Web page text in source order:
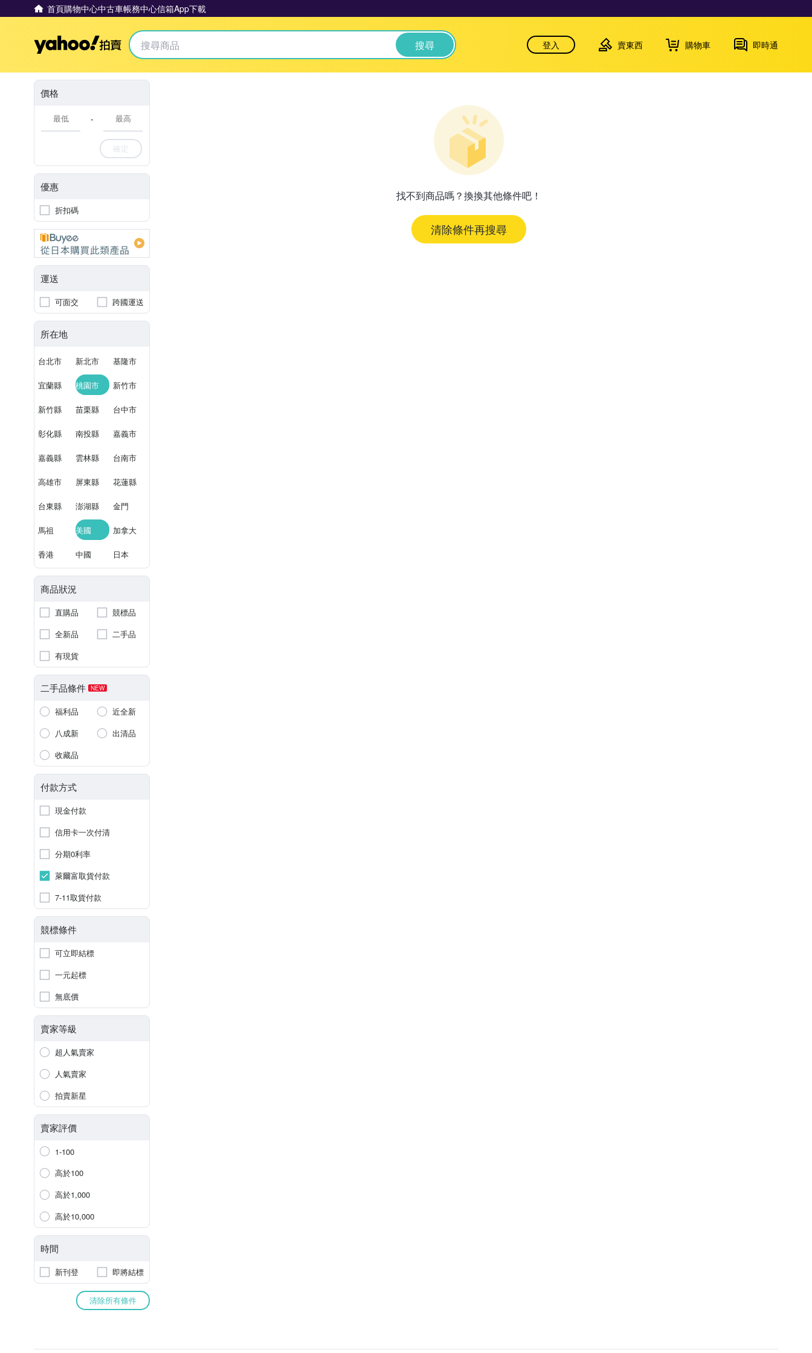
首頁購物中心中古車帳務中心信箱App下載
Yahoo拍賣 搜尋 登入 賣東西 購物車 即時通
價格
-
確定
優惠
折扣碼
運送
可面交 跨國運送
所在地
台北市 新北市 基隆市
宜蘭縣 桃園市 新竹市
新竹縣 苗栗縣 台中市
彰化縣 南投縣 嘉義市
嘉義縣 雲林縣 台南市
高雄市 屏東縣 花蓮縣
台東縣 澎湖縣 金門
馬祖 美國 加拿大
香港 中國 日本
商品狀況
直購品
競標品
全新品
二手品
有現貨
二手品條件 NEW
福利品
近全新
八成新
出清品
收藏品
付款方式
現金付款
信用卡一次付清
分期0利率
萊爾富取貨付款
7-11取貨付款
競標條件
可立即結標
一元起標
無底價
賣家等級
超人氣賣家
人氣賣家
拍賣新星
賣家評價
1-100
高於100
高於1,000
高於10,000
時間
新刊登 即將結標
清除所有條件
找不到商品嗎？換換其他條件吧！
清除條件再搜尋